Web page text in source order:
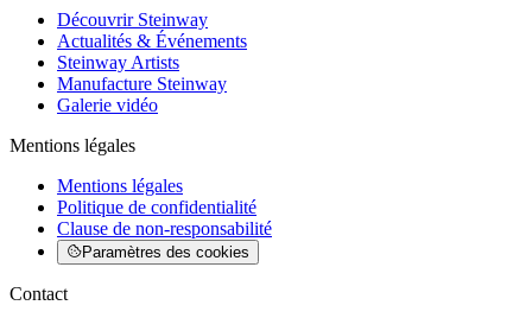
Découvrir Steinway
Actualités & Événements
Steinway Artists
Manufacture Steinway
Galerie vidéo
Mentions légales
Mentions légales
Politique de confidentialité
Clause de non-responsabilité
Paramètres des cookies
Contact